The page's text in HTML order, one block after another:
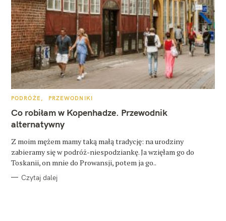
K
T
E
G
O
I
E
PODRÓŻE PRZEWODNIKI
Co robiłam w Kopenhadze. Przewodnik
alternatywny
Z moim mężem mamy taką małą tradycję: na urodziny
zabieramy się w podróż-niespodziankę. Ja wzięłam go do
Toskanii, on mnie do Prowansji, potem ja go..
Czytaj dalej